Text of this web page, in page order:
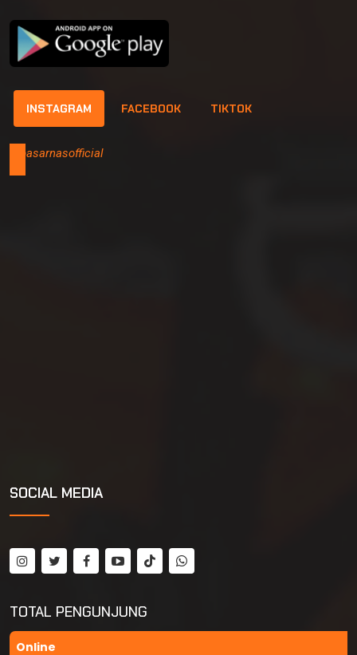
INSTAGRAM FACEBOOK TIKTOK
@basarnasofficial
SOCIAL MEDIA
TOTAL PENGUNJUNG
Online